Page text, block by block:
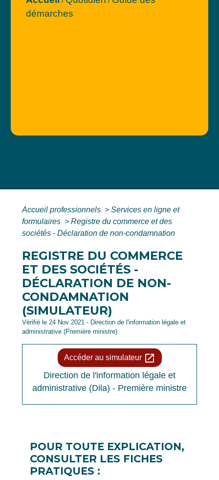
démarches
Accueil professionnels > Services en ligne et
formulaires > Registre du commerce et des
sociétés - Déclaration de non-condamnation
REGISTRE DU COMMERCE
ET DES SOCIÉTÉS -
DÉCLARATION DE NON-
CONDAMNATION
(SIMULATEUR)
Vérifié le 24 Nov 2021 - Direction de l'information légale et
administrative (Première ministre)
Accéder au simulateur open_in_new
Direction de l'information légale et
administrative (Dila) - Première ministre
POUR TOUTE EXPLICATION,
CONSULTER LES FICHES
PRATIQUES :